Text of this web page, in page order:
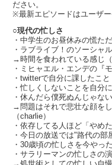
ださい。
※最新エピソードはユーザ
○現代の忙しさ
・中学生のお昼休みの慌た
・ラブライブ！のソーシャ
→時間を食われている感じ
・ミヒャエル・エンデの『
・twitterで自分に課したこ
・忙しくしないことを自分
・休んだら僕死ぬんじゃな
→問題はそれで悲壮な顔を
（charlie）
・依存してる人ほど「やめ
・今日の放送では"路代の
・30歳頃の忙しさを今やっ
・サラリーマンの忙しさの